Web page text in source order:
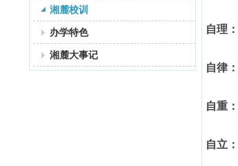
湘麓校训
办学特色
湘麓大事记
自理：
自律：
自重：
自立：